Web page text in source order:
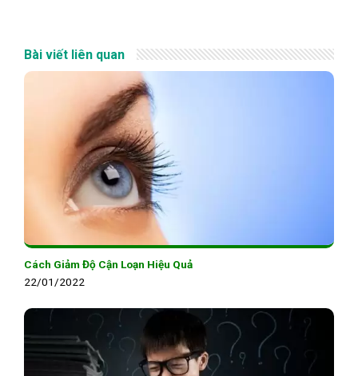
Bài viết liên quan
Cách Giảm Độ Cận Loạn Hiệu Quả
22/01/2022